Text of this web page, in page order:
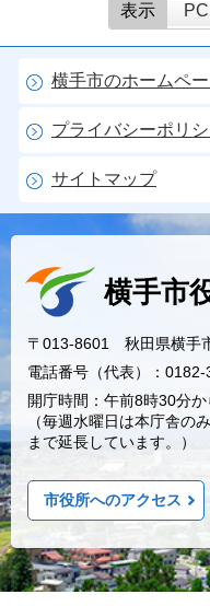
表示 PC
横手市のホームペ
プライバシーポリ
サイトマップ
横手市
〒013-8601 秋田県横手
電話番号（代表）：
開庁時間：午前8時30分
（毎週水曜日は本庁舎の
まで延長しています。）
市役所へのアクセス